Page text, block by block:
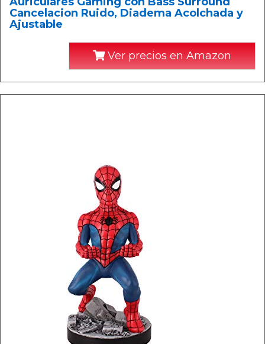
Cancelacion Ruido, Diadema Acolchada y
Ajustable
Ver precios en Amazon